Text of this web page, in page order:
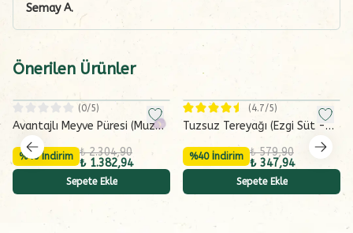
Semay A.
Önerilen Ürünler
(0/5)
Avantajlı Meyve Püresi (Muz-
Elma-Üzüm) 6x130 g
%40 İndirim ₺ 2.304,90
₺ 1.382,94
Sepete Ekle
(4.7/5)
Tuzsuz Tereyağı (Ezgi Süt -
%40 İndirim ₺ 579,90
₺ 347,94
Sepete Ekle